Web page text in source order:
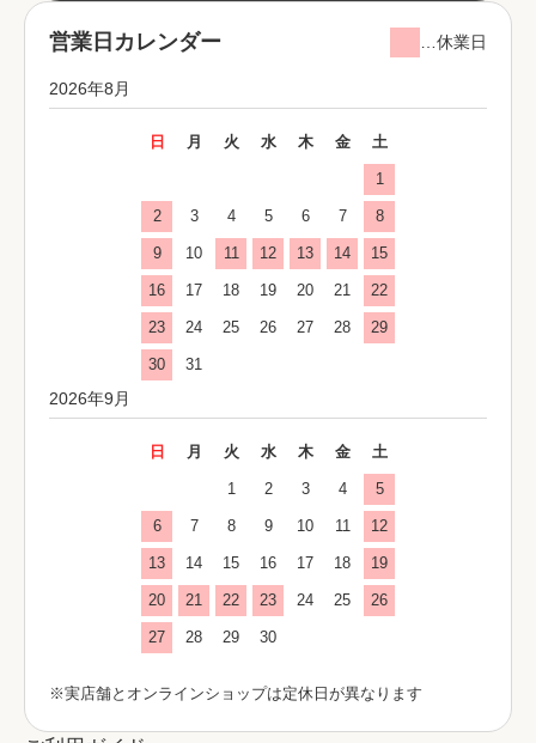
営業日カレンダー …休業日
2026年8月
日 月 火 水 木 金 土
1
2 3 4 5 6 7 8
9 10 11 12 13 14 15
16 17 18 19 20 21 22
23 24 25 26 27 28 29
30 31
2026年9月
日 月 火 水 木 金 土
1 2 3 4 5
6 7 8 9 10 11 12
13 14 15 16 17 18 19
20 21 22 23 24 25 26
27 28 29 30
※実店舗とオンラインショップは定休日が異なります